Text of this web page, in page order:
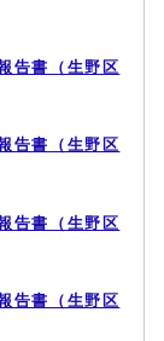
告書（生野区
告書（生野区
告書（生野区
告書（生野区